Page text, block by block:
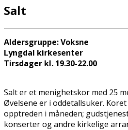
Salt
Aldersgruppe: Voksne
Lyngdal kirkesenter
Tirsdager kl. 19.30-22.00
Salt er et menighetskor med 25
Øvelsene er i oddetallsuker.
opptreden i måneden;
konserter og andre kirkelige